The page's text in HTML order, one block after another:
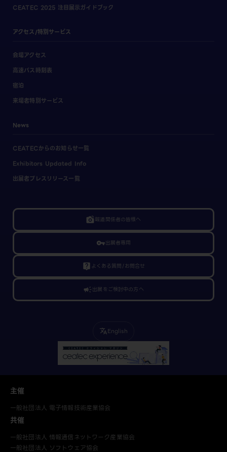
CEATEC 2025 注目展示ガイドブック
アクセス/特別サービス
会場アクセス
高速バス時刻表
宿泊
来場者特別サービス
News
CEATECからのお知らせ一覧
Exhibitors Updated Info
出展者プレスリリース一覧
linked_camera報道関係者の皆様へ
vpn_key出展者専用
live_help よくある質問/お問合せ
campaign出展をご検討中の方へ
translateEnglish
主催
一般社団法人 電子情報技術産業協会
共催
一般社団法人 情報通信ネットワーク産業協会
一般社団法人 ソフトウェア協会